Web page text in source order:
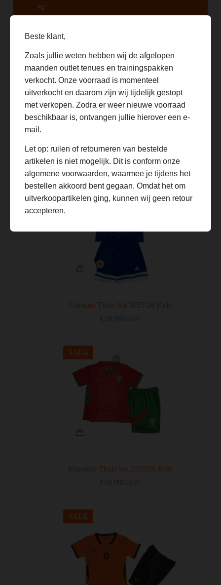
ng
Populairste voetbalitems voor kids
deze week! Voor jongens & meisjes
favorieten worden het meest gekozen door onze klanten.
SALE
Curaçao Thuis Set 2025/26 Kids
SALE
Marokko Thuis Set 2025/26 Kids
SALE
Beste klant,
Zoals jullie weten hebben wij de afgelopen
maanden outlet tenues en trainingspakken
verkocht. Onze voorraad is momenteel
uitverkocht en daarom zijn wij tijdelijk gestopt
met verkopen. Zodra er weer nieuwe voorraad
beschikbaar is, ontvangen jullie hierover een e-
mail.
Let op: ruilen of retourneren van bestelde
artikelen is niet mogelijk. Dit is conform onze
algemene voorwaarden, waarmee je tijdens het
bestellen akkoord bent gegaan. Omdat het om
uitverkoopartikelen ging, kunnen wij geen retour
accepteren.